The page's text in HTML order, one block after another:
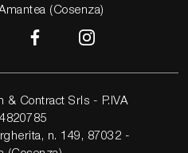
(Cosenza)
Contract Srls - P.IVA
n. 149, 87032 -